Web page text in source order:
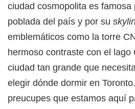
ciudad cosmopolita es famosa
poblada del país y por su
emblemáticos como la torre
hermoso contraste con el lago
ciudad tan grande que
elegir dónde dormir en
preucupes que estamos aquí